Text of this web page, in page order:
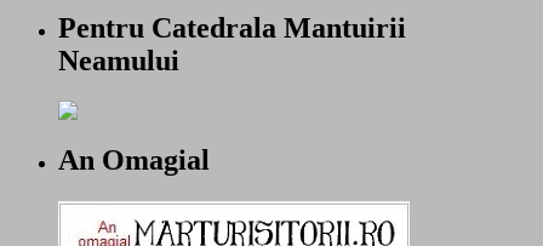
Pentru Catedrala Mantuirii
Neamului
An Omagial